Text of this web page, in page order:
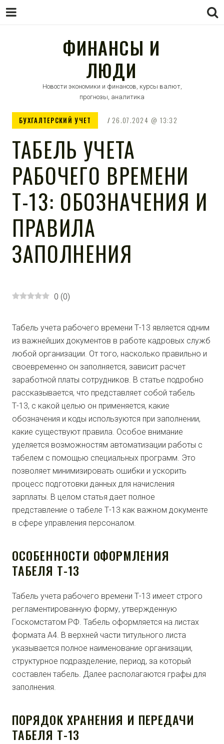
ФИНАНСЫ И
ЛЮДИ
Новости экономики и финансов, курсы валют,
прогнозы, аналитика
БУХГАЛТЕРСКИЙ УЧЕТ 26.07.2024 13:32
ТАБЕЛЬ УЧЕТА
РАБОЧЕГО ВРЕМЕНИ
Т-13: ОБОЗНАЧЕНИЯ И
ПРАВИЛА
ЗАПОЛНЕНИЯ
0 (0)
Табель учета рабочего времени Т-13 является одним
из важнейших документов в работе кадровых служб
любой организации. От того, насколько правильно и
своевременно он заполняется, зависит расчет
заработной платы сотрудников. В статье подробно
рассказывается, что представляет собой табель
Т-13, с какой целью он применяется, какие
обозначения и коды используются при заполнении,
какие существуют правила. Особое внимание
уделяется возможностям автоматизации работы с
табелем с помощью специальных программ. Это
позволяет минимизировать ошибки и ускорить
процесс подготовки данных для начисления
зарплаты. В целом статья дает полное
представление о табеле Т-13 как важном документе
в сфере управления персоналом.
ОСОБЕННОСТИ ОФОРМЛЕНИЯ
ТАБЕЛЯ Т-13
Табель учета рабочего времени Т-13 имеет строго
регламентированную форму, утвержденную
Госкомстатом РФ. Табель оформляется на листах
формата А4. В верхней части титульного листа
указывается полное наименование организации,
структурное подразделение, период, за который
составлен табель. Далее располагаются графы для
заполнения.
ПОРЯДОК ХРАНЕНИЯ И ПЕРЕДАЧИ
ТАБЕЛЯ Т-13